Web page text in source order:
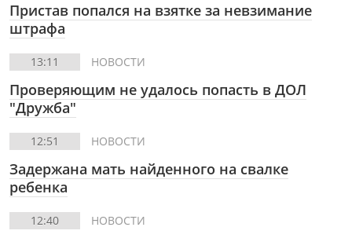
Пристав попался на взятке за невзимание
штрафа
13:11 НОВОСТИ
Проверяющим не удалось попасть в ДОЛ
"Дружба"
12:51 НОВОСТИ
Задержана мать найденного на свалке
ребенка
12:40 НОВОСТИ